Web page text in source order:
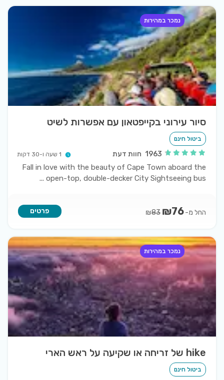
נמכר במהירות
סיור עירוני בקייפטאון עם אפשרות לשיט
ביטול חינם
1963 חוות דעת 1 שעה ו-30 דקות
Fall in love with the beauty of Cape Town aboard the
open-top, double-decker City Sightseeing bus
...
החל מ- ₪76
83 פרטים
נמכר במהירות
hike של זריחה או שקיעה על ראש הארי
ביטול חינם